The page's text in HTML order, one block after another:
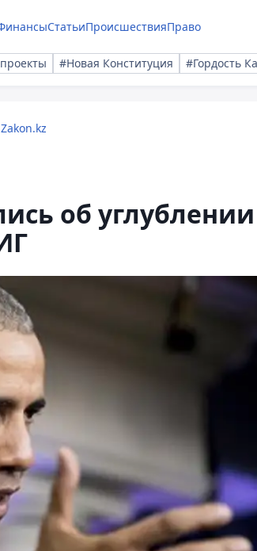
СтатьиПроисшествияПраво
#Новая Конституция #Гордость
об углублении